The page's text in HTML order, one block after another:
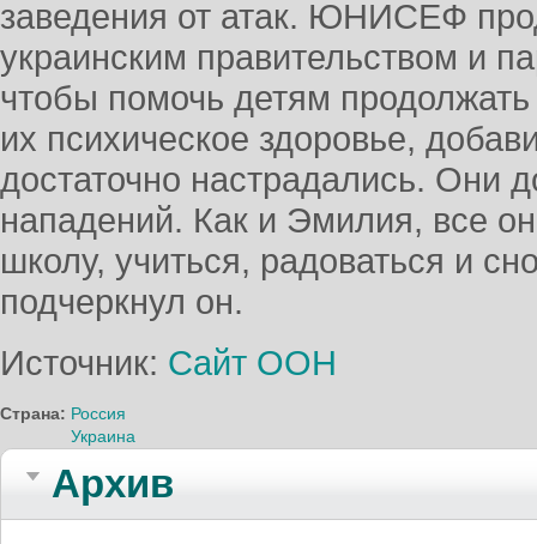
заведения от атак. ЮНИСЕФ
украинским правительством и
чтобы помочь детям
их психическое здоровье,
достаточно настрадались.
нападений. Как и Эмилия, все
школу, учиться, радоваться и
подчеркнул он.
Источник: Сайт ООН
Страна: Россия
Украина
Архив